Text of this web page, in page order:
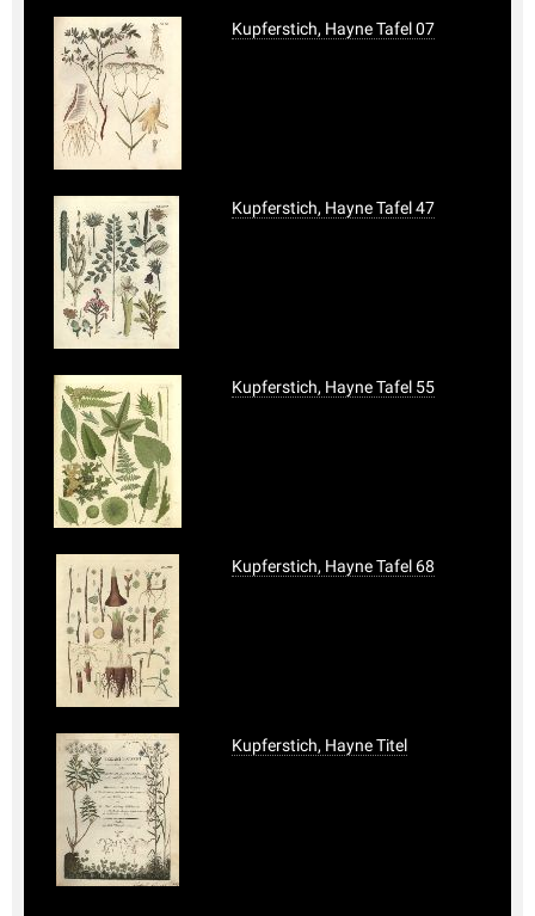
Kupferstich, Hayne Tafel 07
Kupferstich, Hayne Tafel 47
Kupferstich, Hayne Tafel 55
Kupferstich, Hayne Tafel 68
Kupferstich, Hayne Titel